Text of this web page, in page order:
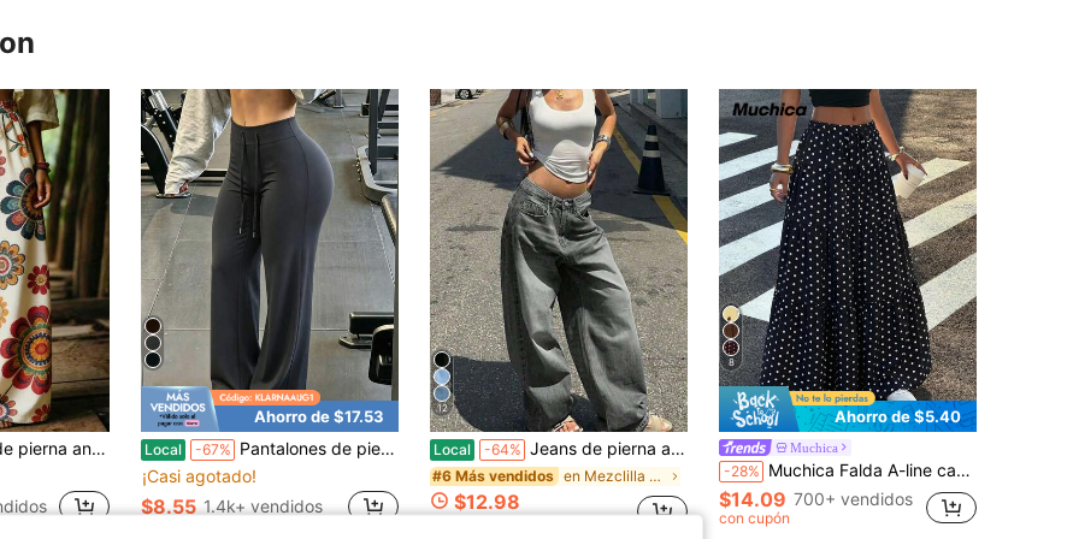
casual de vacaciones para mujer
Ahorro de $17.53
Local -67% Pantalones de pierna ancha y tiro alto (con cordón ajustable), pantalones para fitness y yoga, pantalones deportivos con control de abdomen y efecto realce de glúteos, ropa de entrenamiento.
¡Casi agotado!
$8.55 1.4k+ vendidos
12
Local -64% Jeans de pierna ancha de tiro bajo para mujer,Pantalones de estilo callejero de verano,Ideales para citas,Fiestas y desplazamientos diarios a la oficina,Atuendos de club para mujeres
#6 Más vendidos en Mezclilla Pantalones De Mujer
$12.98
500+ vendidos
8
Ahorro de $5.40
Muchica
-28% Muchica Falda A-line casual y versátil para citas y salidas con estampado de lunares para mujer
$14.09 700+ vendidos
con cupón